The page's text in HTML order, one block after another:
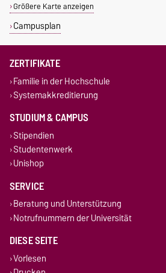
Größere Karte anzeigen
Campusplan
ZERTIFIKATE
Familie in der Hochschule
Systemakkreditierung
STUDIUM & CAMPUS
Stipendien
Studentenwerk
Unishop
SERVICE
Beratung und Unterstützung
Notrufnummern der Universität
DIESE SEITE
Vorlesen